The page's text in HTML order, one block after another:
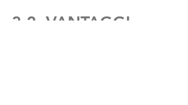
3.2. VANTAGGI